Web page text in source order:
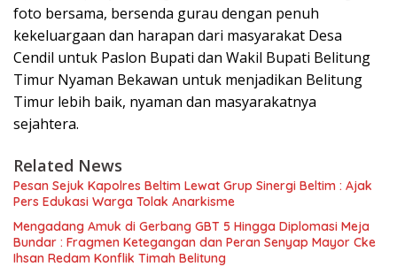
foto bersama, bersenda gurau dengan penuh
kekeluargaan dan harapan dari masyarakat Desa
Cendil untuk Paslon Bupati dan Wakil Bupati Belitung
Timur Nyaman Bekawan untuk menjadikan Belitung
Timur lebih baik, nyaman dan masyarakatnya
sejahtera.
Related News
Pesan Sejuk Kapolres Beltim Lewat Grup Sinergi Beltim : Ajak
Pers Edukasi Warga Tolak Anarkisme
Mengadang Amuk di Gerbang GBT 5 Hingga Diplomasi Meja
Bundar : Fragmen Ketegangan dan Peran Senyap Mayor Cke
Ihsan Redam Konflik Timah Belitung